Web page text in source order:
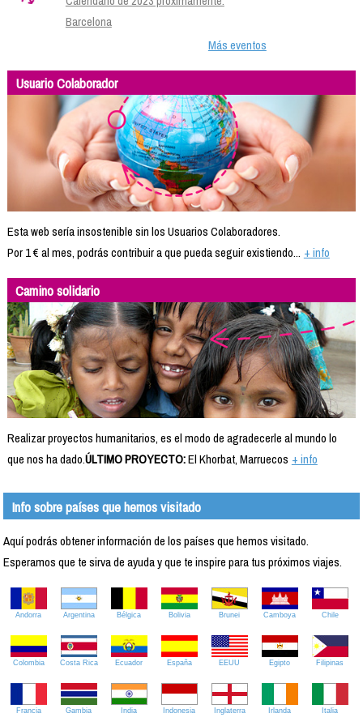
Barcelona
Más eventos
Usuario Colaborador
Esta web sería insostenible sin los Usuarios Colaboradores.
Por 1 € al mes, podrás contribuir a que pueda seguir existiendo... + info
Camino solidario
Realizar proyectos humanitarios, es el modo de agradecerle al mundo lo
que nos ha dado.ÚLTIMO PROYECTO:El Khorbat, Marruecos + info
Info sobre países que hemos visitado
Aquí podrás obtener información de los países que hemos visitado.
Esperamos que te sirva de ayuda y que te inspire para tus próximos viajes.
Andorra Argentina Bélgica Bolivia Brunei Camboya Chile
Colombia Costa Rica Ecuador España EEUU Egipto Filipinas
Francia Gambia India Indonesia Inglaterra Irlanda Italia